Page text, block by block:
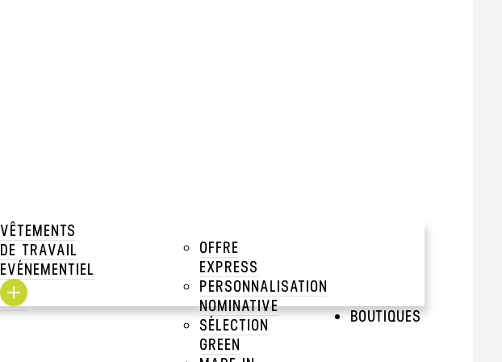
VÊTEMENTS
DE TRAVAIL
EVÉNEMENTIEL
OFFRE
EXPRESS
PERSONNALISATION
NOMINATIVE
SÉLECTION
GREEN
BOUTIQUES
TARIFS DÉGRESSIFS
TARIFS DÉGRESSIFS MARQUAGES
add